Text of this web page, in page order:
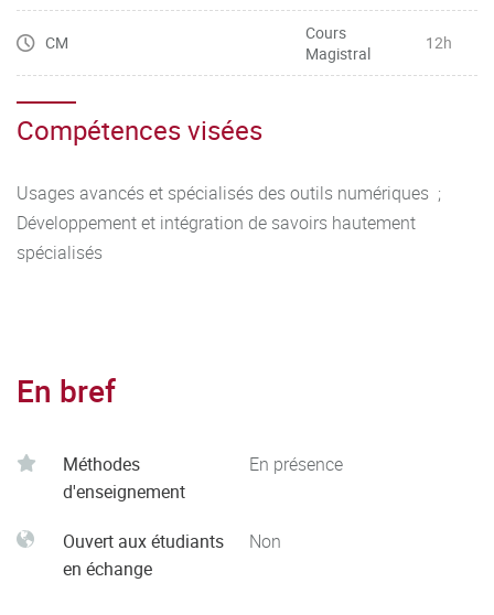
CM
Cours
Magistral
12h
Compétences visées
Usages avancés et spécialisés des outils numériques ;
Développement et intégration de savoirs hautement
spécialisés
En bref
Méthodes
d'enseignement
En présence
Ouvert aux étudiants
en échange
Non